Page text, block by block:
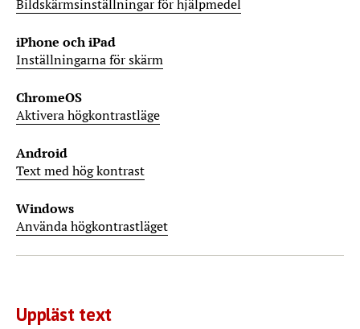
Bildskärmsinställningar för hjälpmedel
iPhone och iPad
Inställningarna för skärm
ChromeOS
Aktivera högkontrastläge
Android
Text med hög kontrast
Windows
Använda högkontrastläget
Uppläst text